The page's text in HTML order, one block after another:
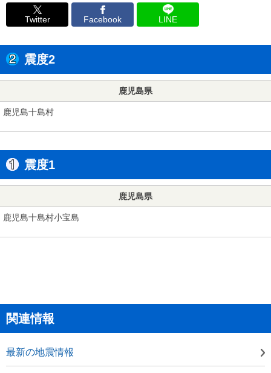
Twitter Facebook LINE
震度2
鹿児島県
鹿児島十島村
震度1
鹿児島県
鹿児島十島村小宝島
関連情報
最新の地震情報